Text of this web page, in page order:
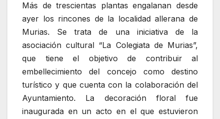
Más de trescientas plantas engalanan desde
ayer los rincones de la localidad allerana de
Murias. Se trata de una iniciativa de la
asociación cultural “La Colegiata de Murias”,
que tiene el objetivo de contribuir al
embellecimiento del concejo como destino
turístico y que cuenta con la colaboración del
Ayuntamiento. La decoración floral fue
inaugurada en un acto en el que estuvieron